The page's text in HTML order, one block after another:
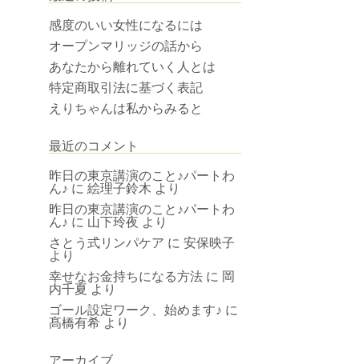
感度のいい女性になるには
オープンマリッジの話から
あなたから離れていく人とは
特定商取引法に基づく表記
えりちゃんは私からみると
最近のコメント
昨日の東京講演のこと♪パートわ
ん♪ に 絵理子鈴木 より
昨日の東京講演のこと♪パートわ
ん♪ に 山下玲夜 より
さとう式リンパケア に 安保映子
より
幸せなお金持ちになる方法 に 岡
内千夏 より
ゴール設定ワーク、始めます♪ に
髙橋有希 より
アーカイブ